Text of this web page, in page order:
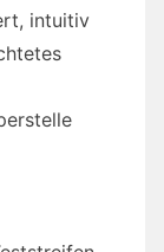
intuitiv